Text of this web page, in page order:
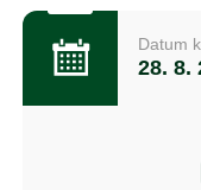
Datum
28. 8.